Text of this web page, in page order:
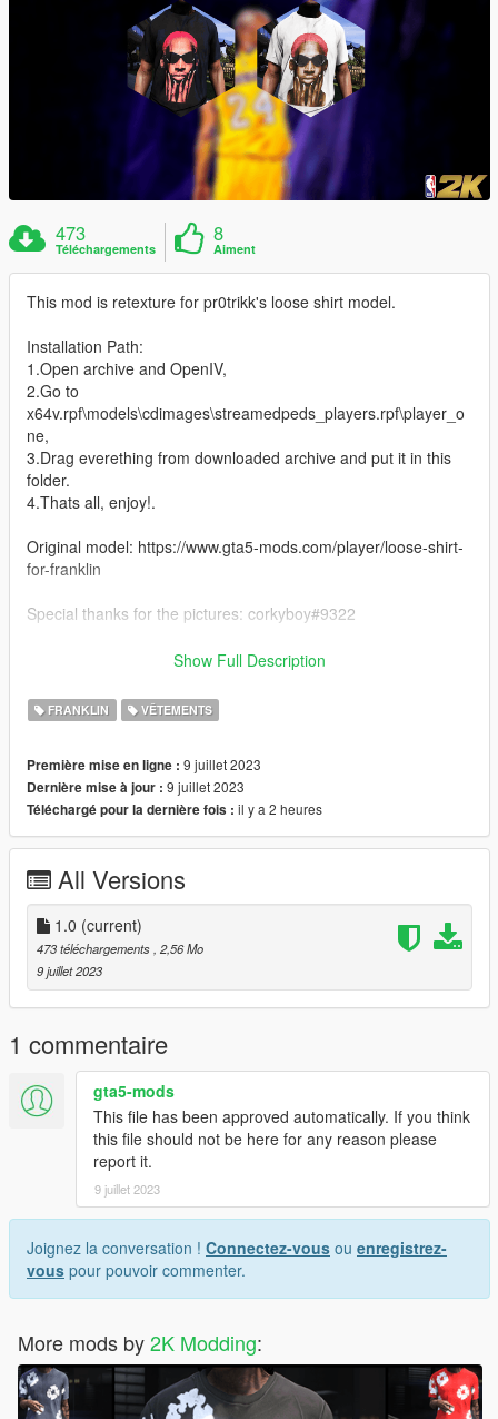
473
Téléchargements
8
Aiment
This mod is retexture for pr0trikk's loose shirt model.
Installation Path:
1.Open archive and OpenIV,
2.Go to
x64v.rpf\models\cdimages\streamedpeds_players.rpf\player_o
ne,
3.Drag everething from downloaded archive and put it in this
folder.
4.Thats all, enjoy!.
Original model: https://www.gta5-mods.com/player/loose-shirt-
for-franklin
Special thanks for the pictures: corkyboy#9322
Thanks for downloading my mod. :)
Join our discord server: https://discord.gg/jnFrZ64aAt
Show Full Description
FRANKLIN VÊTEMENTS
Première mise en ligne : 9 juillet 2023
Dernière mise à jour : 9 juillet 2023
Téléchargé pour la dernière fois : il y a 2 heures
All Versions
1.0 (current)
473 téléchargements , 2,56 Mo
9 juillet 2023
1 commentaire
gta5-mods
This file has been approved automatically. If you think
this file should not be here for any reason please
report it.
9 juillet 2023
Joignez la conversation ! Connectez-vous ou enregistrez-
vous pour pouvoir commenter.
More mods by2K Modding: